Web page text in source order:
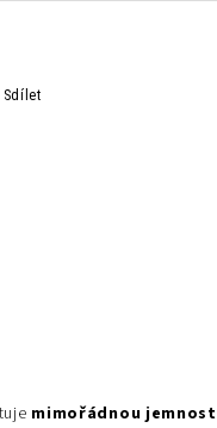
Sdílet
mimořádnou jemnost